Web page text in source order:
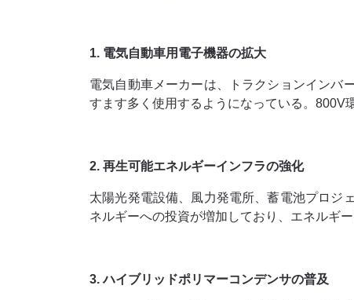
1. 電気自動車用電子機器の拡大
電気自動車メーカーは、トラクションインバ
すます多く使用するようになっている。800V
2. 再生可能エネルギーインフラの強化
太陽光発電設備、風力発電所、蓄電池プロジ
ネルギーへの投資が増加しており、エネルギー
3. ハイブリッドポリマーコンデンサの普及